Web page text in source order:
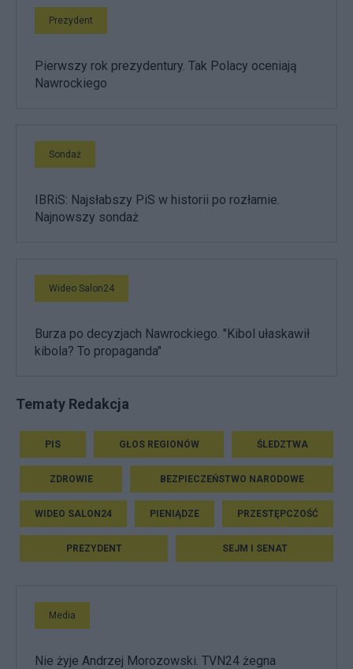
Prezydent
Pierwszy rok prezydentury. Tak Polacy oceniają
Nawrockiego
Sondaż
IBRiS: Najsłabszy PiS w historii po rozłamie.
Najnowszy sondaż
Wideo Salon24
Burza po decyzjach Nawrockiego. "Kibol ułaskawił
kibola? To propaganda"
Tematy Redakcja
PIS GŁOS REGIONÓW ŚLEDZTWA
ZDROWIE BEZPIECZEŃSTWO NARODOWE
WIDEO SALON24 PIENIĄDZE PRZESTĘPCZOŚĆ
PREZYDENT SEJM I SENAT
Media
Nie żyje Andrzej Morozowski. TVN24 żegna